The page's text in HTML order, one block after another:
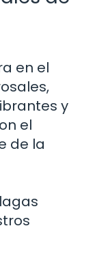
en el
y
el
de la